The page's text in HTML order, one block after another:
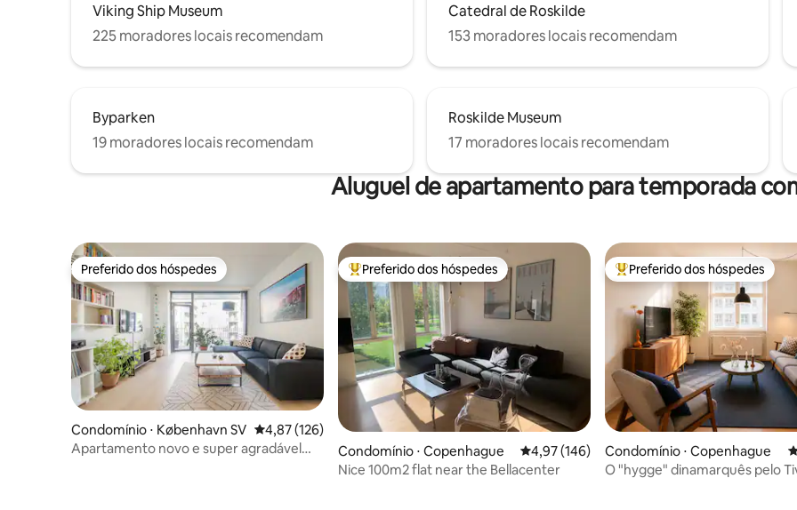
Viking Ship Museum
225 moradores locais recomendam
Catedral de Roskilde
153 moradores locais recomendam
Byparken
19 moradores locais recomendam
Roskilde Museum
17 moradores locais recomendam
Aluguel de apartamento para temporada
Preferido dos hóspedes
Preferido dos hóspedes
Condomínio ⋅ København SV 4,87 de uma avaliação média de 5, 126 avaliações
4,87 (126)
Apartamento novo e super agradável
Entre os melhores preferidos dos hóspedes
Preferido dos hóspedes
Condomínio ⋅ Copenhague 4,97 de uma avaliação média de 5, 146
4,97 (146)
Nice 100m2 flat near the Bellacenter
Entre os melhores preferidos
Preferido dos hóspedes
Condomínio ⋅ Copenhague
O "hygge" dinamarquês pelo